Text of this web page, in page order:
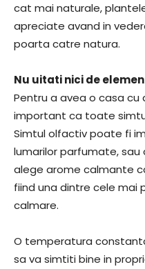
cat mai naturale,
apreciate avand in
poarta catre natura.
Nu uitati nici de
Pentru a avea o casa
important ca toate
Simtul olfactiv poate fi
lumarilor parfumate, sau
alege arome calmante
fiind una dintre cele
calmare.
O temperatura
sa va simtiti bine in